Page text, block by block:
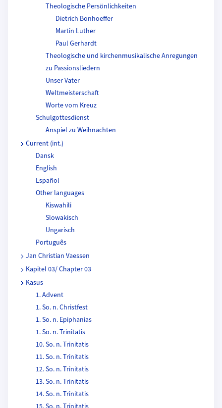
Theologische Persönlichkeiten
Dietrich Bonhoeffer
Martin Luther
Paul Gerhardt
Theologische und kirchenmusikalische Anregungen
zu Passionsliedern
Unser Vater
Weltmeisterschaft
Worte vom Kreuz
Schulgottesdienst
Anspiel zu Weihnachten
Current (int.)
Dansk
English
Español
Other languages
Kiswahili
Slowakisch
Ungarisch
Português
Jan Christian Vaessen
Kapitel 03/ Chapter 03
Kasus
1. Advent
1. So. n. Christfest
1. So. n. Epiphanias
1. So. n. Trinitatis
10. So. n. Trinitatis
11. So. n. Trinitatis
12. So. n. Trinitatis
13. So. n. Trinitatis
14. So. n. Trinitatis